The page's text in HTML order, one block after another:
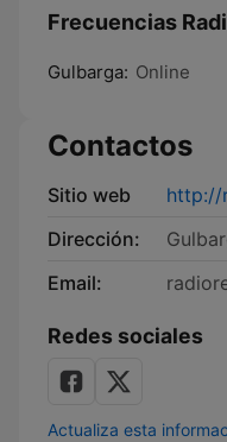
Frecuencias
Gulbarga: Online
Contactos
Sitio web
http://
Dirección:
Email:
Redes sociales
Actualiza esta